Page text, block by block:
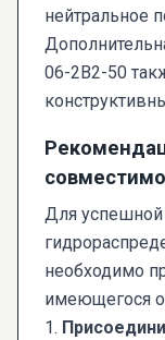
нейтральное
06-2В2-50
Для успешной
необходимо
имеющегося
1.